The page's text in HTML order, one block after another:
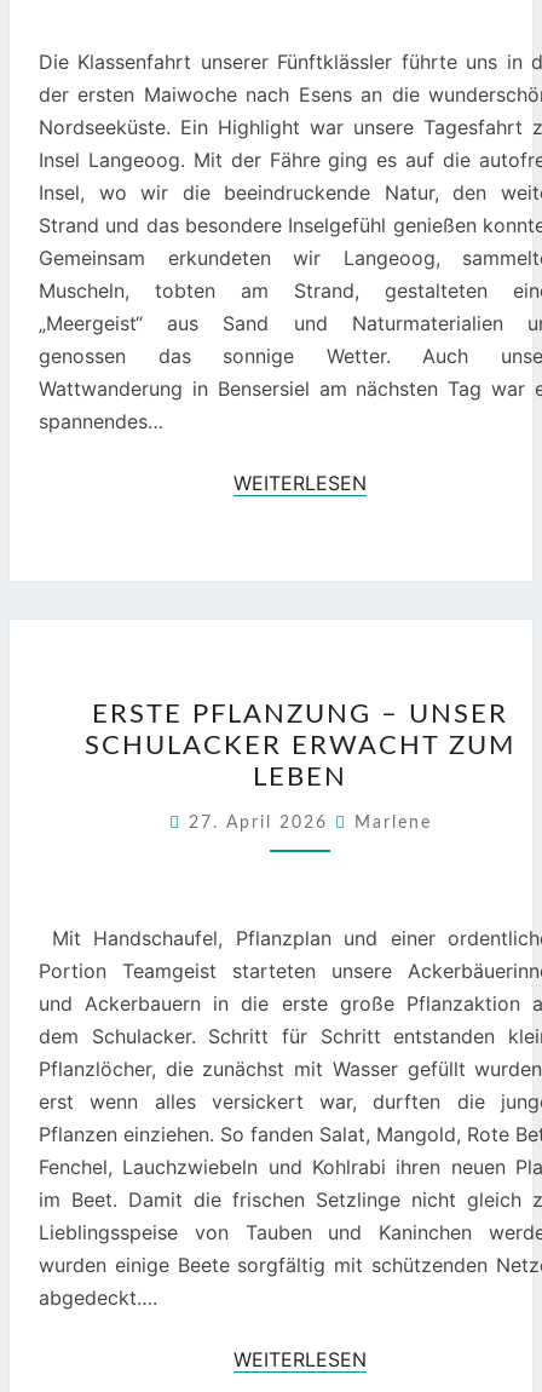
Die Klassenfahrt unserer Fünftklässler führte uns in
der ersten Maiwoche nach Esens an die
Nordseeküste. Ein Highlight war unsere Tagesfahrt
Insel Langeoog. Mit der Fähre ging es auf die
Insel, wo wir die beeindruckende Natur, den
Strand und das besondere Inselgefühl genießen
Gemeinsam erkundeten wir Langeoog,
Muscheln, tobten am Strand, gestalteten
„Meergeist“ aus Sand und Naturmaterialien
genossen das sonnige Wetter. Auch
Wattwanderung in Bensersiel am nächsten Tag war
spannendes…
WEITERLESEN
PFLANZUNG
–
UNSER
SCHULACKER
ERWACHT
ERSTE PFLANZUNG – UNSER
SCHULACKER ERWACHT ZUM
LEBEN
27. April 2026 Marlene
Mit Handschaufel, Pflanzplan und einer
Portion Teamgeist starteten unsere
und Ackerbauern in die erste große Pflanzaktion
dem Schulacker. Schritt für Schritt entstanden
Pflanzlöcher, die zunächst mit Wasser gefüllt
erst wenn alles versickert war, durften die
Pflanzen einziehen. So fanden Salat, Mangold, Rote
Fenchel, Lauchzwiebeln und Kohlrabi ihren neuen
im Beet. Damit die frischen Setzlinge nicht gleich
Lieblingsspeise von Tauben und Kaninchen
wurden einige Beete sorgfältig mit schützenden
abgedeckt….
WEITERLESEN